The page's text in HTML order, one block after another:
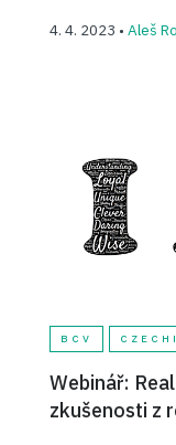
4. 4. 2023 • Aleš
BCV
Webinář:
zkušenosti z